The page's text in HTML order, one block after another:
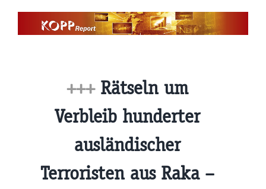
+++ Rätseln um
Verbleib hunderter
ausländischer
Terroristen aus Raka –